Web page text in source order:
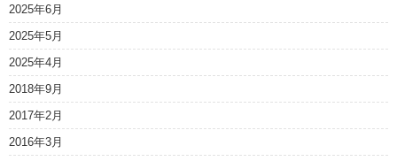
2025年6月
2025年5月
2025年4月
2018年9月
2017年2月
2016年3月